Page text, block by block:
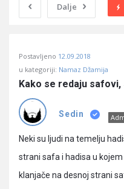
Dalje
Učene
Latest
Pitanja
Postavljeno 12.09.2018
u kategoriji: Namaz Džamija
Kako se redaju
Sedin
Neki su ljudi na temelju
strani safa i hadisa u
klanjače na desnoj strani